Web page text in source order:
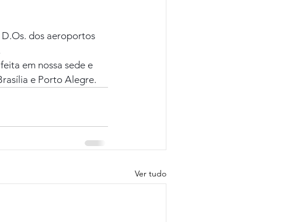
dos aeroportos
em nossa sede e
e Porto Alegre.
Ver tudo